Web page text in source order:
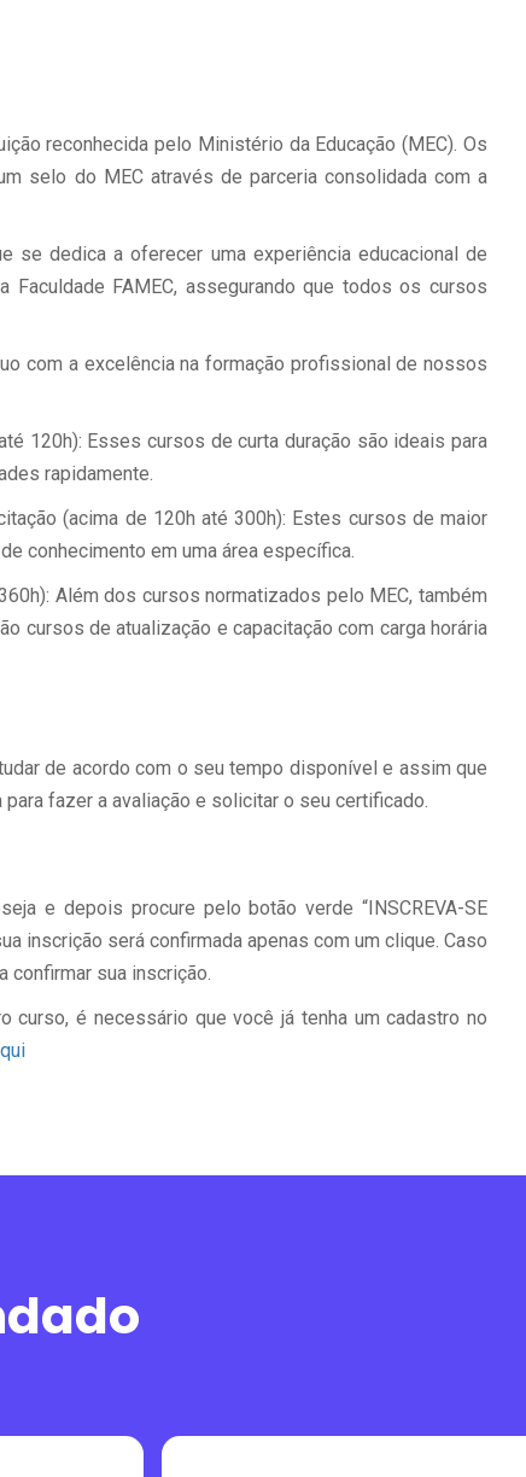
reconhecida pelo Ministério da Educação (MEC). Os
selo do MEC através de parceria consolidada com a
se dedica a oferecer uma experiência educacional de
Faculdade FAMEC, assegurando que todos os cursos
com a excelência na formação profissional de nossos
120h): Esses cursos de curta duração são ideais para
rapidamente.
(acima de 120h até 300h): Estes cursos de maior
conhecimento em uma área específica.
Além dos cursos normatizados pelo MEC, também
cursos de atualização e capacitação com carga horária
de acordo com o seu tempo disponível e assim que
fazer a avaliação e solicitar o seu certificado.
e depois procure pelo botão verde “INSCREVA-SE
inscrição será confirmada apenas com um clique. Caso
confirmar sua inscrição.
curso, é necessário que você já tenha um cadastro no